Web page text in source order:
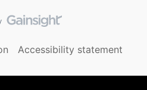
Accessibility statement